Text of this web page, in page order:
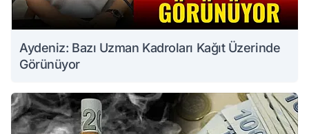
Aydeniz: Bazı Uzman Kadroları Kağıt Üzerinde
Görünüyor